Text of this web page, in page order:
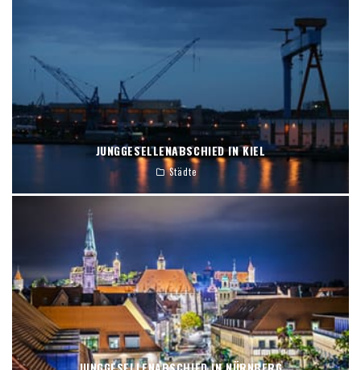
JUNGGESELLENABSCHIED IN KIEL
Städte